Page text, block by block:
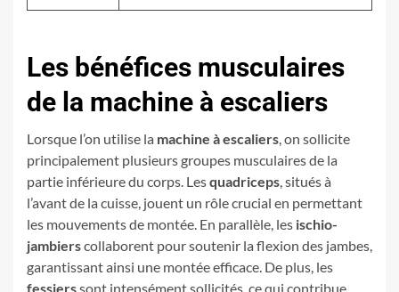
Les bénéfices musculaires
de la machine à escaliers
Lorsque l’on utilise la machine à escaliers, on sollicite
principalement plusieurs groupes musculaires de la
partie inférieure du corps. Lesquadriceps, situés à
l’avant de la cuisse, jouent un rôle crucial en permettant
les mouvements de montée. En parallèle, les ischio-
jambierscollaborent pour soutenir la flexion des jambes,
garantissant ainsi une montée efficace. De plus, les
fessierssont intensément sollicités, ce qui contribue